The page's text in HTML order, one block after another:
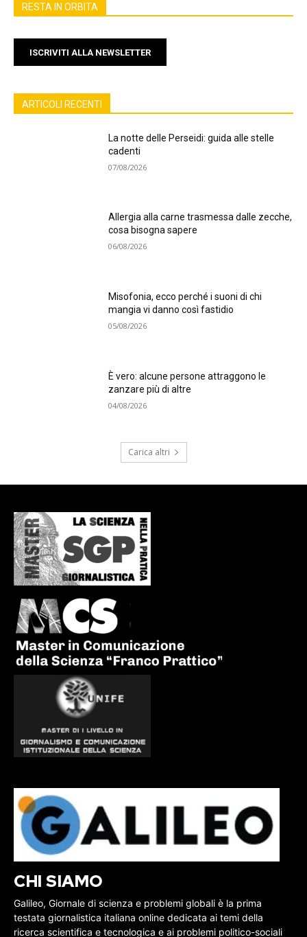
RESTA IN ORBITA
ISCRIVITI ALLA NEWSLETTER
ARTICOLI RECENTI
La notte delle Perseidi: guida alle stelle
cadenti
07/08/2026
Allergia alla carne trasmessa dalle zecche,
cosa bisogna sapere
06/08/2026
Misofonia, ecco perché i suoni di chi
mangia vi danno così fastidio
05/08/2026
È vero: alcune persone attraggono le
zanzare più di altre
04/08/2026
Carica altri
CHI SIAMO
Galileo, Giornale di scienza e problemi globali è la prima
testata giornalistica italiana online dedicata ai temi della
ricerca scientifica e tecnologica e ai problemi politico-sociali